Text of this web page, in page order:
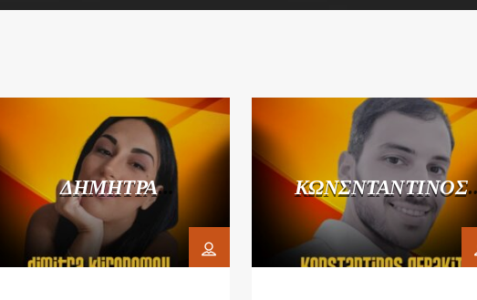
ΔΗΜΗΤΡΑ
ΚΛΗΡΟΝΟΜΟΥ
ΚΩΝΣΝΤΑΝΤΙΝΟΣ
ΓΕΡΑΚΙΤΗΣ